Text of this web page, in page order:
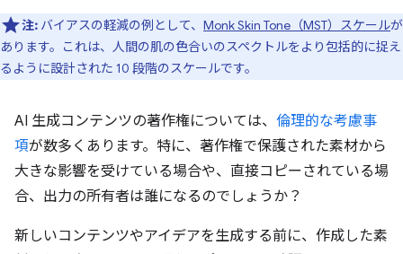
注: バイアスの軽減の例として、 Monk Skin Tone（MST）スケールが
あります。これは、人間の肌の色合いのスペクトルをより包括的に捉え
るように設計された 10 段階のスケールです。
AI 生成コンテンツの著作権については、 倫理的な考慮事
項が数多くあります。特に、著作権で保護された素材から
大きな影響を受けている場合や、直接コピーされている場
合、出力の所有者は誰になるのでしょうか？
新しいコンテンツやアイデアを生成する前に、作成した素